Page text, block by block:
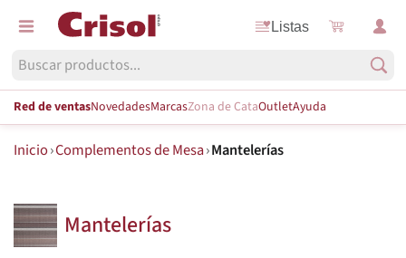
Listas
Red de ventasNovedadesMarcasZona de CataOutletAyuda
Inicio›Complementos de Mesa›Mantelerías
Mantelerías